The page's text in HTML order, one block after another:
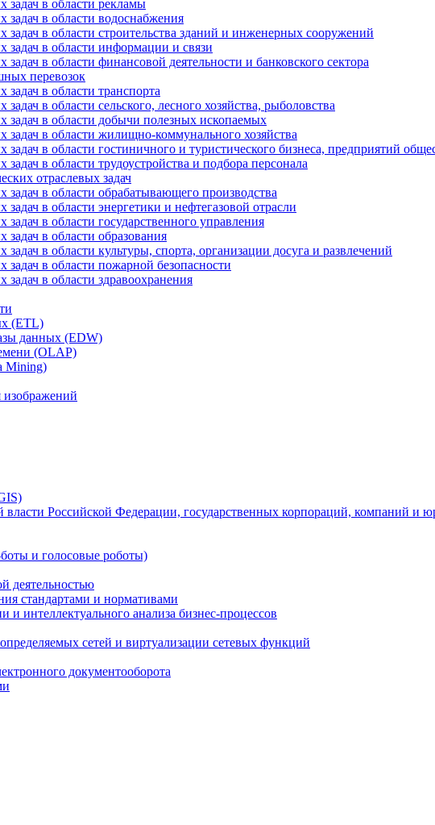
задач в области рекламы
задач в области водоснабжения
в области строительства зданий и инженерных сооружений
задач в области информации и связи
в области финансовой деятельности и банковского сектора
перевозок
в области транспорта
в области сельского, лесного хозяйства, рыболовства
задач в области добычи полезных ископаемых
в области жилищно-коммунального хозяйства
в области гостиничного и туристического бизнеса, предприятий
в области трудоустройства и подбора персонала
отраслевых задач
в области обрабатывающего производства
в области энергетики и нефтегазовой отрасли
в области государственного управления
в области образования
в области культуры, спорта, организации досуга и развлечений
в области пожарной безопасности
в области здравоохранения
(ETL)
данных (EDW)
(OLAP)
Mining)
изображений
Российской Федерации, государственных корпораций, компаний и
и голосовые роботы)
деятельностью
стандартами и нормативами
интеллектуального анализа бизнес-процессов
сетей и виртуализации сетевых функций
документооборота